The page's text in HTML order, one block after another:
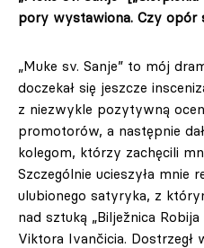
pory wystawiona. Czy opór
„Muke sv. Sanje” to mój
doczekał się jeszcze
z niezwykle pozytywną
promotorów, a następnie
kolegom, którzy zachęcili
Szczególnie ucieszyła mnie
ulubionego satyryka, z
nad sztuką „Bilježnica
Viktora Ivančicia.